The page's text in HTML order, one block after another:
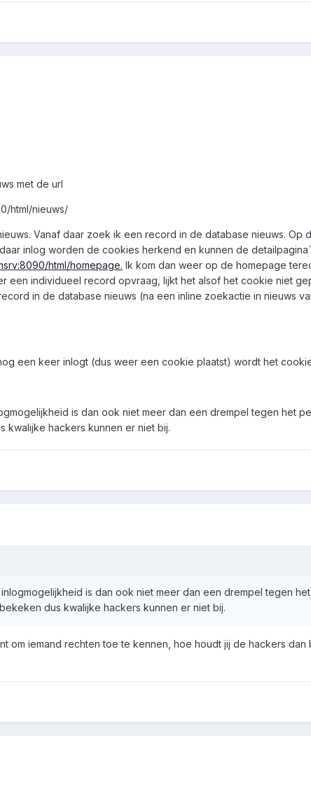
met de url
html/nieuws/
Vanaf daar zoek ik een record in de database nieuws. Op
inlog worden de cookies herkend en kunnen de
html/homepage. Ik kom dan weer op de homepage
een individueel record opvraag, lijkt het alsof het cookie niet
in de database nieuws (na een inline zoekactie in nieuws
een keer inlogt (dus weer een cookie plaatst) wordt het
is dan ook niet meer dan een drempel tegen het
hackers kunnen er niet bij.
is dan ook niet meer dan een drempel tegen
dus kwalijke hackers kunnen er niet bij.
om iemand rechten toe te kennen, hoe houdt jij de hackers dan